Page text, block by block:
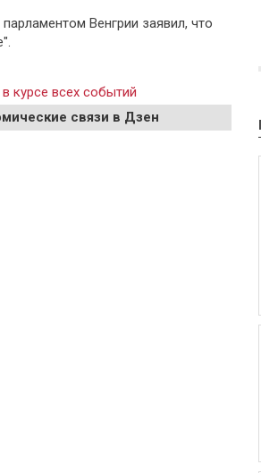
Венгрии заявил, что
курсе всех событий
связи в Дзен